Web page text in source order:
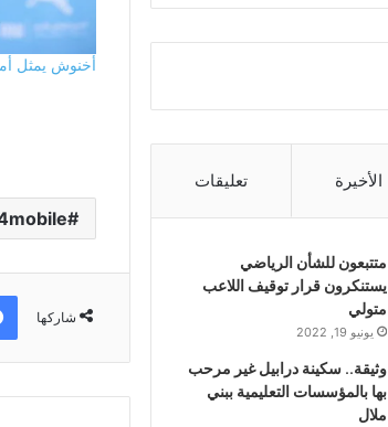
أخنوش يمثل
شاركها
الأخيرة تعليقات
متتبعون للشأن الرياضي
يستنكرون قرار توقيف اللاعب
متولي
يونيو 19, 2022
وثيقة.. سكينة درابيل غير مرحب
بها بالمؤسسات التعليمية ببني
ملال